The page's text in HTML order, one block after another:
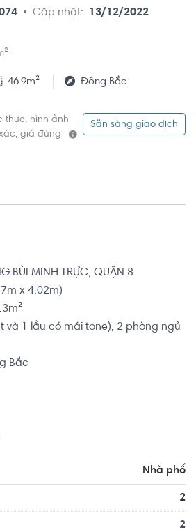
Cập nhật: 13/12/2022
46.9m² Đông Bắc
thực, hình ảnh
giá đúng
Sẵn sàng giao dịch
BÙI MINH TRỰC, QUẬN 8
x 4.02m)
và 1 lầu có mái tone), 2 phòng ngủ
Bắc
Trường Đại học Sài Gòn khoảng
học Sư phạm Thể dục Thể thao
Tôn Dật Tiên khoảng 6.9km, The
Nhà phố
2
2